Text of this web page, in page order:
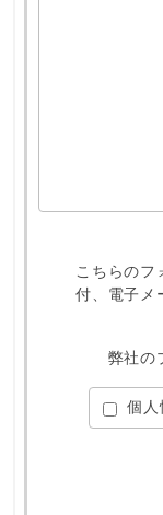
こちらのフ
付、 電子メ
弊社の
個人